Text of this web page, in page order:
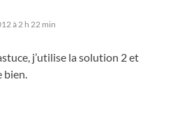
à 2 h 22 min
j’utilise la solution 2 et
bien.